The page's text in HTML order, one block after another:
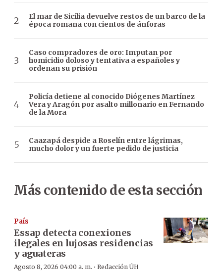
El mar de Sicilia devuelve restos de un barco de la
época romana con cientos de ánforas
Caso compradores de oro: Imputan por
homicidio doloso y tentativa a españoles y
ordenan su prisión
Policía detiene al conocido Diógenes Martínez
Vera y Aragón por asalto millonario en Fernando
de la Mora
Caazapá despide a Roselín entre lágrimas,
mucho dolor y un fuerte pedido de justicia
Más contenido de esta sección
País
Essap detecta conexiones
ilegales en lujosas residencias
y aguateras
Agosto 8, 2026 04:00 a. m. · Redacción ÚH